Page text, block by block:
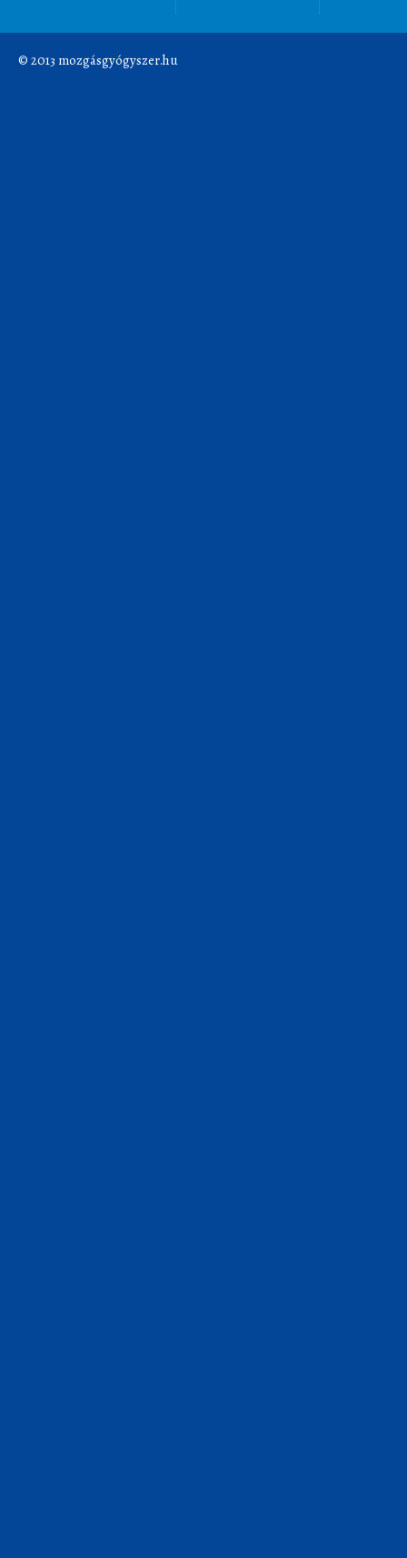
© 2013 mozgásgyógyszer.hu